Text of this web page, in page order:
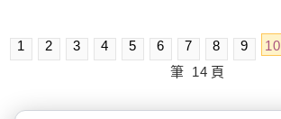
1 2 3 4 5 6 7 8 9 10
筆 14 頁